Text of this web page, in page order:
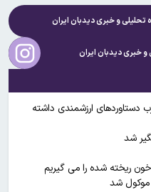
تحلیلی و خبریدیدبان ایران
و خبریدیدبان ایران
دستاوردهای ارزشمندی داشته
ریخته شده را می گیریم
موکول شد